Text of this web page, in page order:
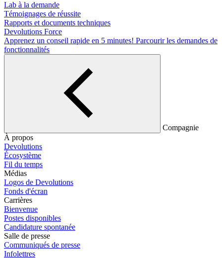
Lab à la demande
Témoignages de réussite
Rapports et documents techniques
Devolutions Force
Apprenez un conseil rapide en 5 minutes! Parcourir les demandes de
fonctionnalités
Compagnie
À propos
Devolutions
Écosystème
Fil du temps
Médias
Logos de Devolutions
Fonds d'écran
Carrières
Bienvenue
Postes disponibles
Candidature spontanée
Salle de presse
Communiqués de presse
Infolettres